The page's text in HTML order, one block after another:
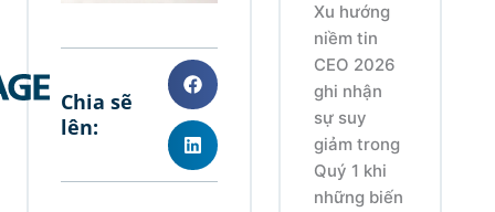
Xu hướng
niềm tin
CEO 2026
ghi nhận
sự suy
giảm trong
Quý 1 khi
những biến
Chia sẽ
lên: